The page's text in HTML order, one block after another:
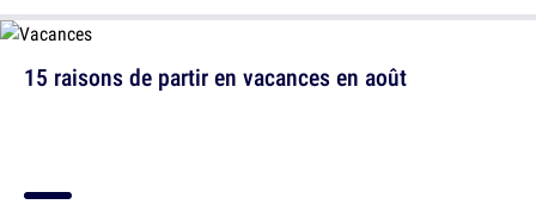
15 raisons de partir en vacances en août